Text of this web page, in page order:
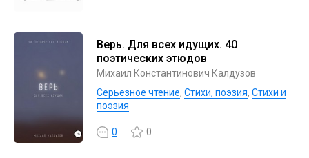
Верь. Для всех идущих. 40
поэтических этюдов
Михаил Константинович Калдузов
Серьезное чтение, Cтихи, поэзия, Стихи и
поэзия
0 0